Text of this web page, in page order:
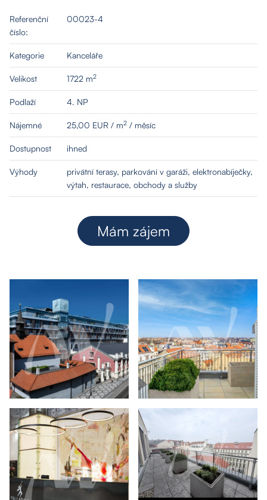
Referenční
číslo:
00023-4
Kategorie Kanceláře
Velikost 1722 m2
Podlaží 4. NP
Nájemné 25,00 EUR / m2 / měsíc
Dostupnost ihned
Výhody
privátní terasy, parkování v garáži, elektronabíječky,
výtah, restaurace, obchody a služby
Mám zájem